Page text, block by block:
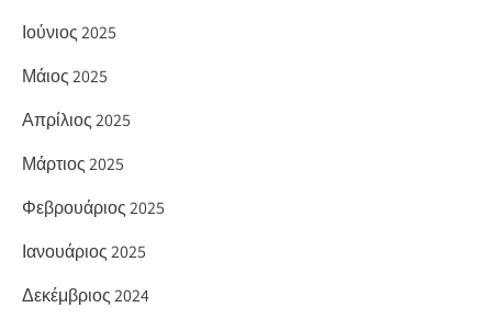
Ιούνιος 2025
Μάιος 2025
Απρίλιος 2025
Μάρτιος 2025
Φεβρουάριος 2025
Ιανουάριος 2025
Δεκέμβριος 2024